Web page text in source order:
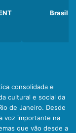
Brasil
consolidada e
cultural e social da
de Janeiro. Desde
voz importante na
que vão desde a